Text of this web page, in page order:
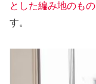
とした編み地のもの
す。